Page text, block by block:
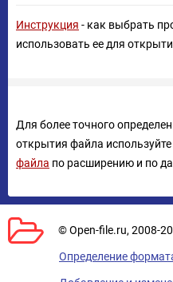
Инструкция - как выбрать
использовать ее для
Для более точного
открытия файла
файла по расширению и по
© Open-file.ru, 2008-
Определение